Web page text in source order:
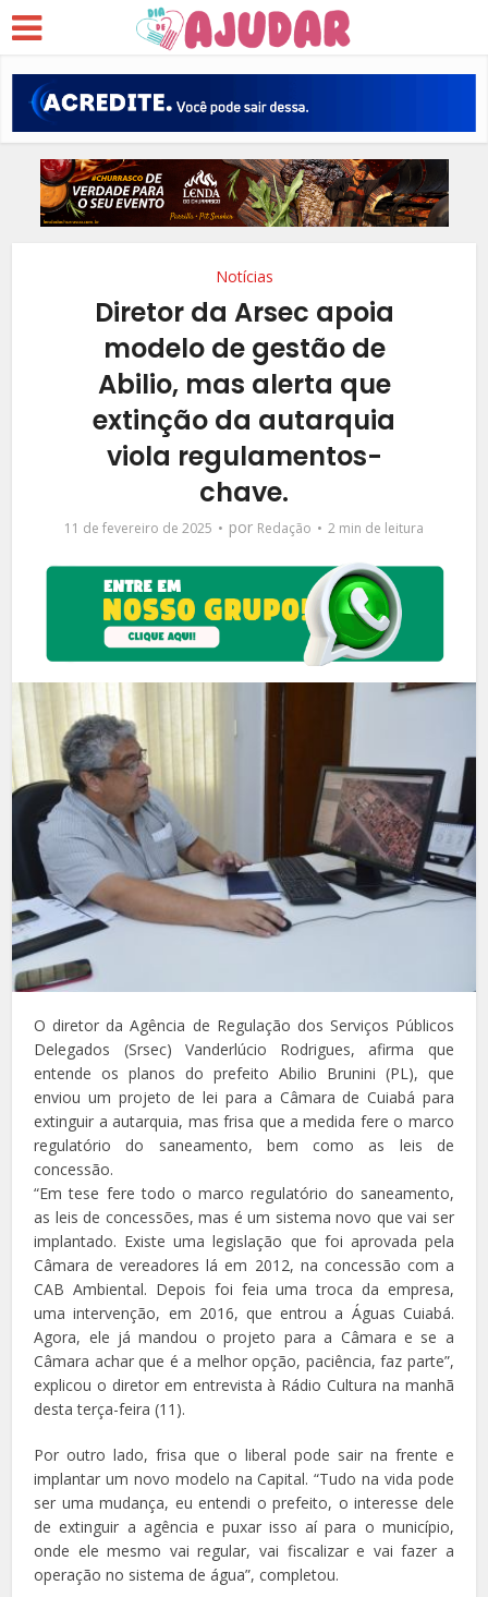
Notícias
Diretor da Arsec apoia
modelo de gestão de
Abilio, mas alerta que
extinção da autarquia
viola regulamentos-
chave.
11 de fevereiro de 2025 por Redação 2 min de leitura
O diretor da Agência de Regulação dos Serviços Públicos
Delegados (Srsec) Vanderlúcio Rodrigues, afirma que
entende os planos do prefeito Abilio Brunini (PL), que
enviou um projeto de lei para a Câmara de Cuiabá para
extinguir a autarquia, mas frisa que a medida fere o marco
regulatório do saneamento, bem como as leis de
concessão.
“Em tese fere todo o marco regulatório do saneamento,
as leis de concessões, mas é um sistema novo que vai ser
implantado. Existe uma legislação que foi aprovada pela
Câmara de vereadores lá em 2012, na concessão com a
CAB Ambiental. Depois foi feia uma troca da empresa,
uma intervenção, em 2016, que entrou a Águas Cuiabá.
Agora, ele já mandou o projeto para a Câmara e se a
Câmara achar que é a melhor opção, paciência, faz parte”,
explicou o diretor em entrevista à Rádio Cultura na manhã
desta terça-feira (11).
Por outro lado, frisa que o liberal pode sair na frente e
implantar um novo modelo na Capital. “Tudo na vida pode
ser uma mudança, eu entendi o prefeito, o interesse dele
de extinguir a agência e puxar isso aí para o município,
onde ele mesmo vai regular, vai fiscalizar e vai fazer a
operação no sistema de água”, completou.